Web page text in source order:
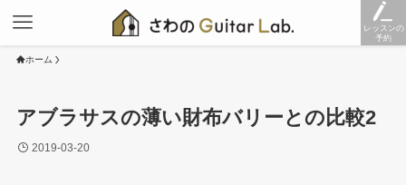
レッスンの
予約
ホーム
アブラサスの薄い財布バリーとの比較2
2019-03-20